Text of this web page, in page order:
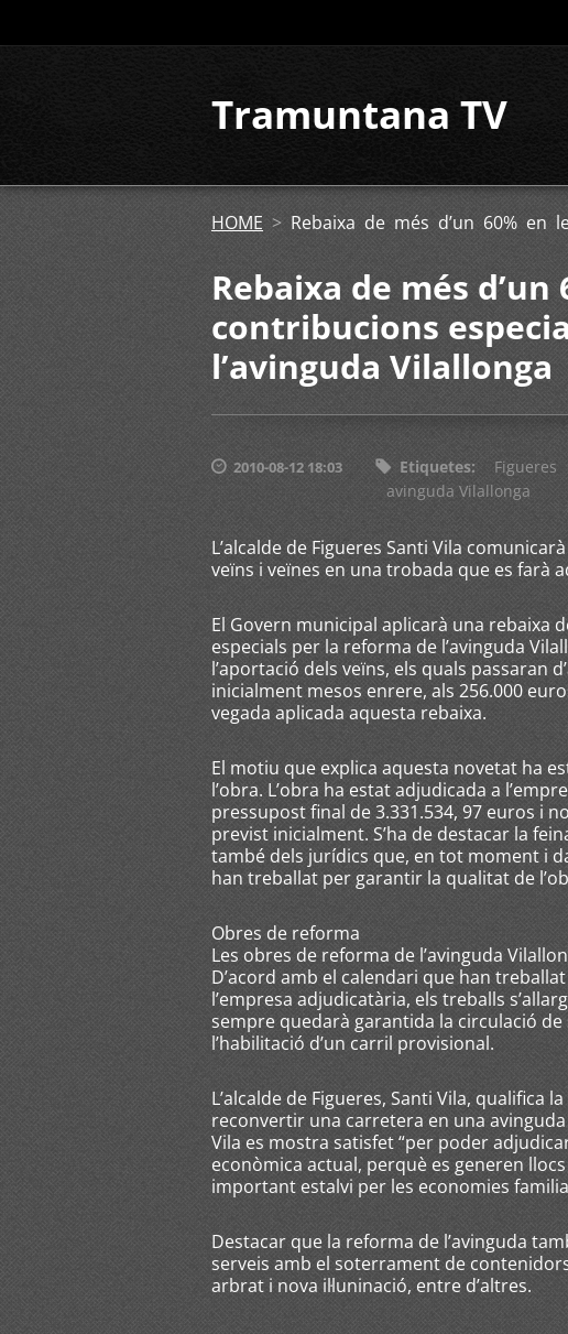
Tramuntana TV
HOME > Rebaixa de més d’un 60% en
Rebaixa de més d’un
contribucions
l’avinguda Vilallonga
2010-08-12 18:03 Etiquetes: Figueres
avinguda Vilallonga
L’alcalde de Figueres Santi Vila
veïns i veïnes en una trobada que es farà
El Govern municipal aplicarà una rebaixa
especials per la reforma de l’avinguda
l’aportació dels veïns, els quals passaran
inicialment mesos enrere, als 256.000
vegada aplicada aquesta rebaixa.
El motiu que explica aquesta novetat ha
l’obra. L’obra ha estat adjudicada a
pressupost final de 3.331.534, 97 euros i
previst inicialment. S’ha de destacar la
també dels jurídics que, en tot moment i
han treballat per garantir la qualitat de
Obres de reforma
Les obres de reforma de l’avinguda
D’acord amb el calendari que han
l’empresa adjudicatària, els treballs
sempre quedarà garantida la circulació
l’habilitació d’un carril provisional.
L’alcalde de Figueres, Santi Vila, qualifica
reconvertir una carretera en una
Vila es mostra satisfet “per poder
econòmica actual, perquè es generen
important estalvi per les economies
Destacar que la reforma de l’avinguda
serveis amb el soterrament de
arbrat i nova il·luninació, entre d’altres.